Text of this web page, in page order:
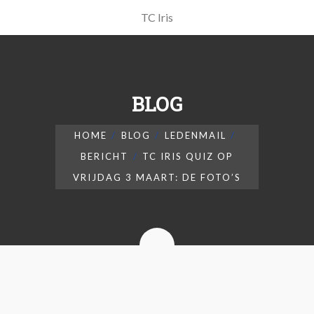
TC Iris
BLOG
HOME BLOG
LEDENMAIL
BERICHT
TC IRIS QUIZ OP
VRIJDAG 3 MAART: DE FOTO’S